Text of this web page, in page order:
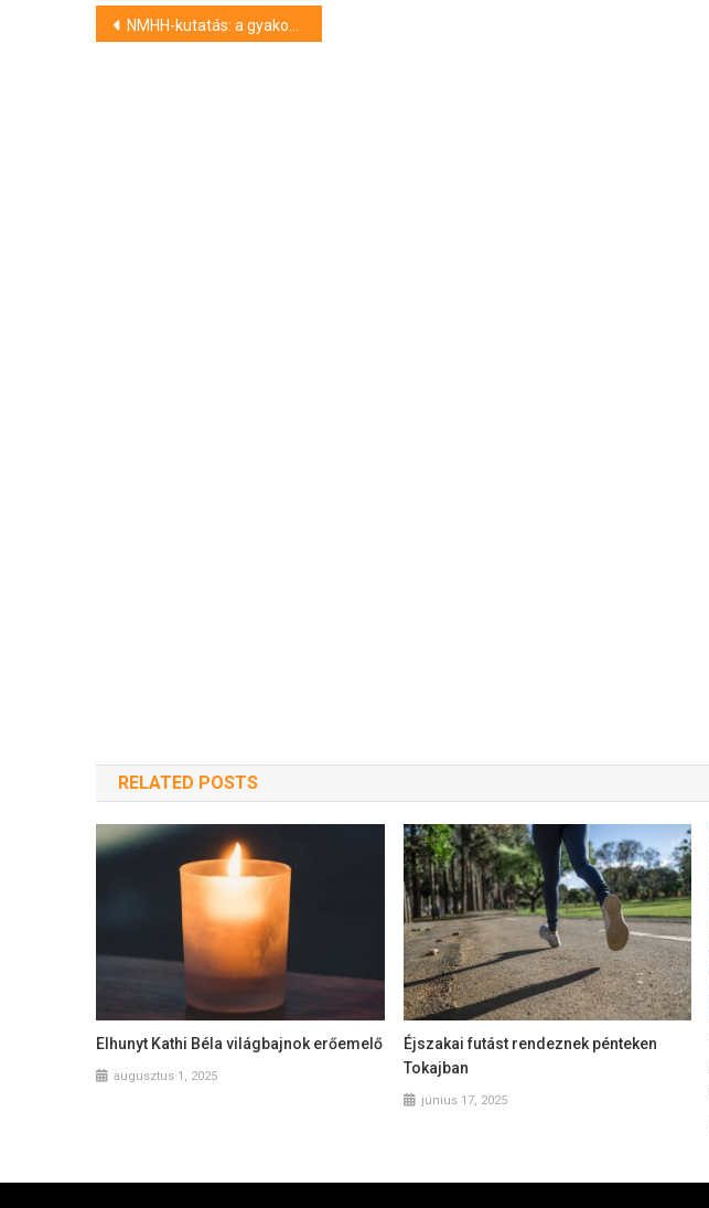
Bejegyzés
NMHH-kutatás: a gyakori tiktokozás ronthatja az álhírfelismerési készségeinket
RELATED POSTS
Elhunyt Kathi Béla világbajnok erőemelő
augusztus 1, 2025
Éjszakai futást rendeznek pénteken
Tokajban
június 17, 2025